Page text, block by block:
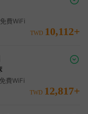
免費WiFi
TWD 10,112+
免費WiFi
TWD 12,817+